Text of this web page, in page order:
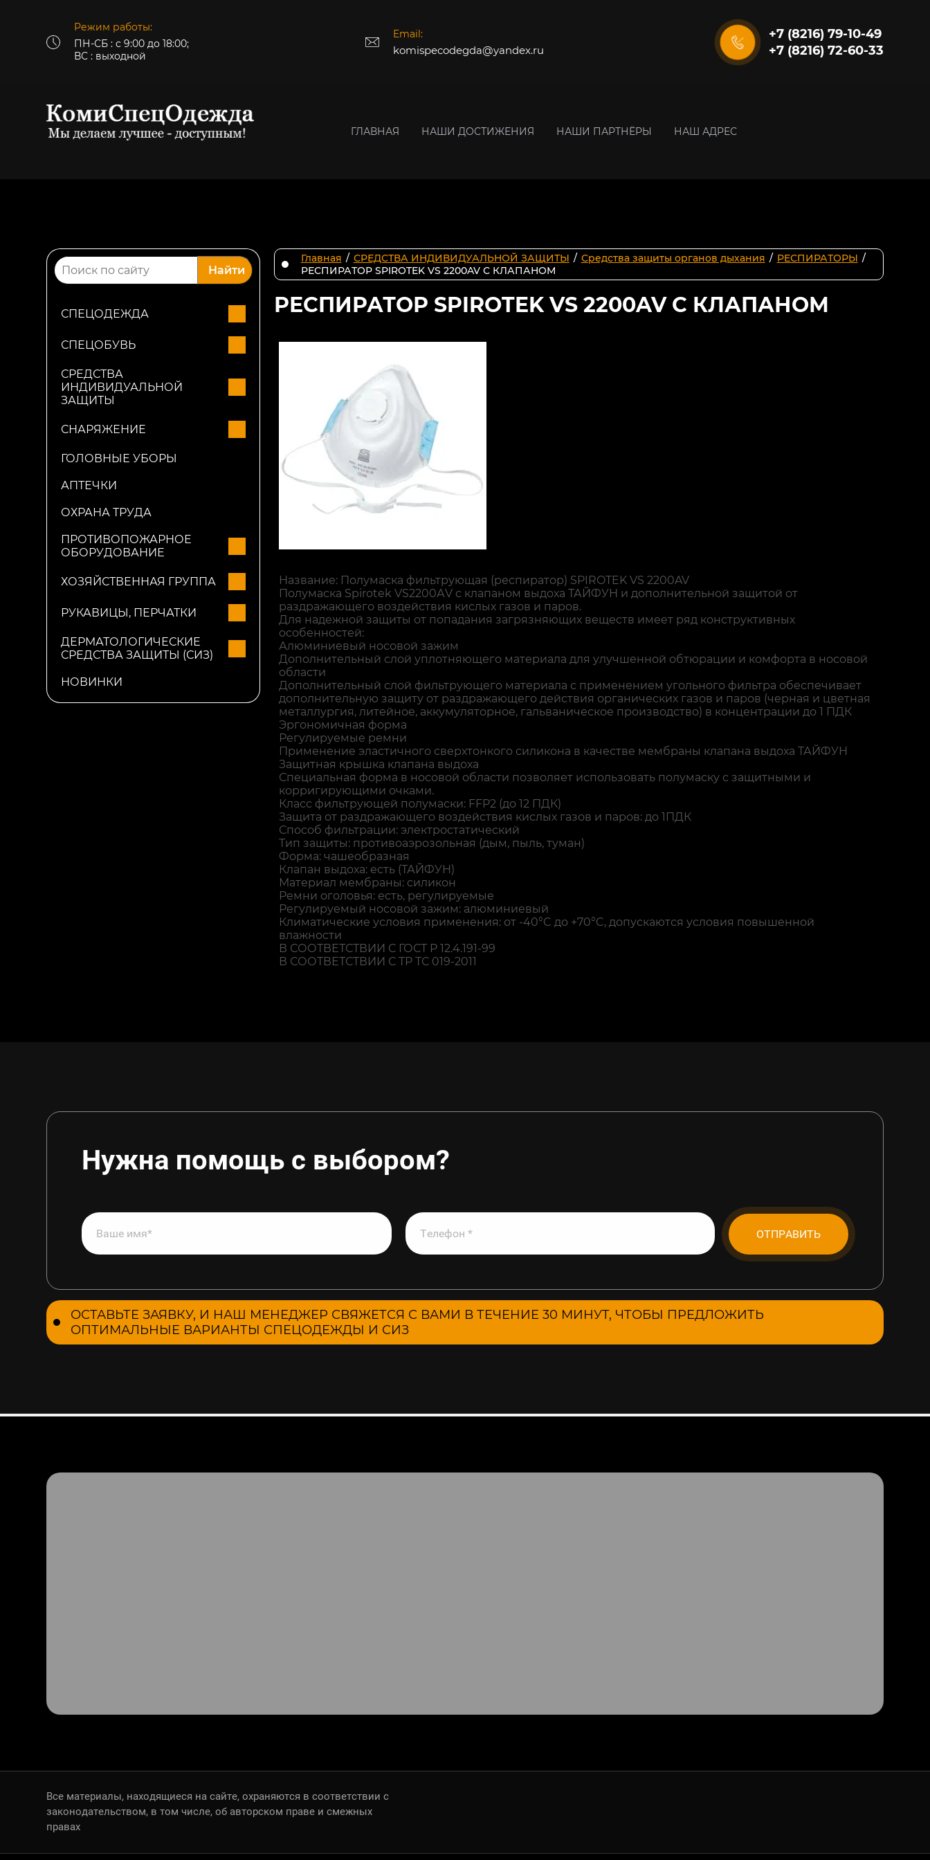
Режим работы:
ПН-СБ : с 9:00 до 18:00;
ВС : выходной
Email:
komispecodegda@yandex.ru
+7 (8216) 79-10-49
+7 (8216) 72-60-33
ГЛАВНАЯ НАШИ ДОСТИЖЕНИЯ НАШИ ПАРТНЁРЫ НАШ АДРЕС
Найти
СПЕЦОДЕЖДА
СПЕЦОБУВЬ
СРЕДСТВА
ИНДИВИДУАЛЬНОЙ
ЗАЩИТЫ
СНАРЯЖЕНИЕ
ГОЛОВНЫЕ УБОРЫ
АПТЕЧКИ
ОХРАНА ТРУДА
ПРОТИВОПОЖАРНОЕ
ОБОРУДОВАНИЕ
ХОЗЯЙСТВЕННАЯ ГРУППА
РУКАВИЦЫ, ПЕРЧАТКИ
ДЕРМАТОЛОГИЧЕСКИЕ
СРЕДСТВА ЗАЩИТЫ (СИЗ)
НОВИНКИ
Главная / СРЕДСТВА ИНДИВИДУАЛЬНОЙ ЗАЩИТЫ / Средства защиты органов дыхания / РЕСПИРАТОРЫ /
РЕСПИРАТОР SPIROTEK VS 2200AV С КЛАПАНОМ
РЕСПИРАТОР SPIROTEK VS 2200AV С КЛАПАНОМ
Название: Полумаска фильтрующая (респиратор) SPIROTEK VS 2200AV
Полумаска Spirotek VS2200АV с клапаном выдоха ТАЙФУН и дополнительной защитой от
раздражающего воздействия кислых газов и паров.
Для надежной защиты от попадания загрязняющих веществ имеет ряд конструктивных
особенностей:
Алюминиевый носовой зажим
Дополнительный слой уплотняющего материала для улучшенной обтюрации и комфорта в носовой
области
Дополнительный слой фильтрующего материала с применением угольного фильтра обеспечивает
дополнительную защиту от раздражающего действия органических газов и паров (черная и цветная
металлургия, литейное, аккумуляторное, гальваническое производство) в концентрации до 1 ПДК
Эргономичная форма
Регулируемые ремни
Применение эластичного сверхтонкого силикона в качестве мембраны клапана выдоха ТАЙФУН
Защитная крышка клапана выдоха
Специальная форма в носовой области позволяет использовать полумаску с защитными и
корригирующими очками.
Класс фильтрующей полумаски: FFP2 (до 12 ПДК)
Защита от раздражающего воздействия кислых газов и паров: до 1ПДК
Способ фильтрации: электростатический
Тип защиты: противоаэрозольная (дым, пыль, туман)
Форма: чашеобразная
Клапан выдоха: есть (ТАЙФУН)
Материал мембраны: силикон
Ремни оголовья: есть, регулируемые
Регулируемый носовой зажим: алюминиевый
Климатические условия применения: от -40°C до +70°C, допускаются условия повышенной
влажности
В СООТВЕТСТВИИ С ГОСТ Р 12.4.191-99
В СООТВЕТСТВИИ С ТР ТС 019-2011
Нужна помощь с выбором?
ОТПРАВИТЬ
ОСТАВЬТЕ ЗАЯВКУ, И НАШ МЕНЕДЖЕР СВЯЖЕТСЯ С ВАМИ В ТЕЧЕНИЕ 30 МИНУТ, ЧТОБЫ ПРЕДЛОЖИТЬ
ОПТИМАЛЬНЫЕ ВАРИАНТЫ СПЕЦОДЕЖДЫ И СИЗ
Все материалы, находящиеся на сайте, охраняются в соответствии с
законодательством, в том числе, об авторском праве и смежных
правах